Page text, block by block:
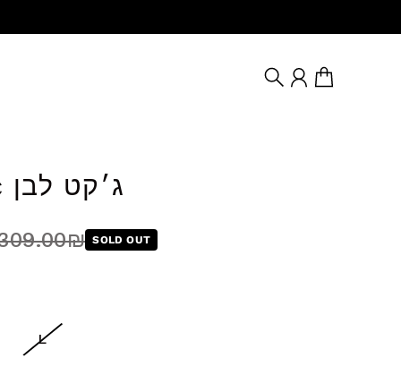
SearchAccount
Cart
Classic ג׳קט לבן
SOLD OUT
L